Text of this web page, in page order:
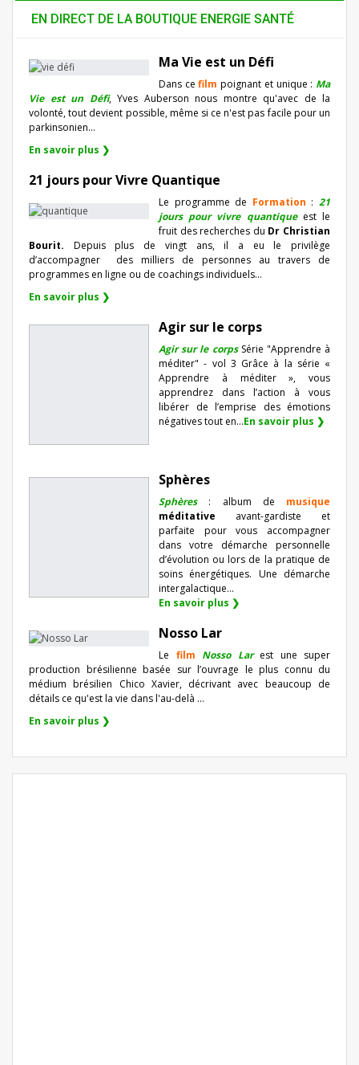
EN DIRECT DE LA BOUTIQUE ENERGIE SANTÉ
Ma Vie est un Défi
Dans cefilm poignant et unique : Ma
Vie est un Défi, Yves Auberson nous montre qu'avec de la
volonté, tout devient possible, même si ce n'est pas facile pour un
parkinsonien…
En savoir plus ❯
21 jours pour Vivre Quantique
Le programme de Formation :21
jours pour vivre quantiqueest le
fruit des recherches du Dr Christian
Bourit. Depuis plus de vingt ans, il a eu le privilège
d’accompagner
des milliers de personnes au travers de
programmes en ligne ou de coachings individuels…
En savoir plus ❯
Agir sur le corps
Agir sur le corpsSérie "Apprendre à
méditer" - vol 3 Grâce à la série «
Apprendre à méditer », vous
apprendrez dans l’action à vous
libérer de l’emprise des émotions
négatives tout en...En savoir plus ❯
Sphères
Sphères: album de musique
méditative avant-gardiste et
parfaite pour vous accompagner
dans votre démarche personnelle
d’évolution ou lors de la pratique de
soins énergétiques. Une démarche
intergalactique...
En savoir plus ❯
Nosso Lar
Le film Nosso Lar est une super
production brésilienne basée sur l’ouvrage le plus connu du
médium brésilien Chico Xavier, décrivant avec beaucoup de
détails ce qu'est la vie dans l'au-delà ...
En savoir plus ❯